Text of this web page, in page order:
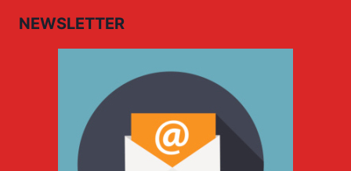
NEWSLETTER